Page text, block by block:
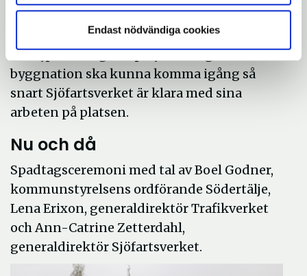
Endast nödvändiga cookies
skapat en visionsbild. Under kommande år
kommer kommunen att arbeta med
detaljplanering och projektering för att en
byggnation ska kunna komma igång så
snart Sjöfartsverket är klara med sina
arbeten på platsen.
Nu och då
Spadtagsceremoni med tal av Boel Godner,
kommunstyrelsens ordförande Södertälje,
Lena Erixon, generaldirektör Trafikverket
och Ann-Catrine Zetterdahl,
generaldirektör Sjöfartsverket.